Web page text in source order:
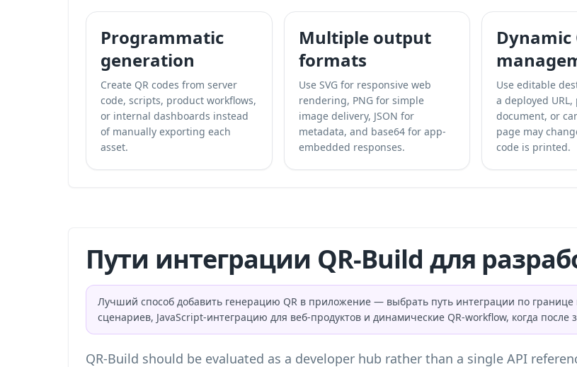
Programmatic
generation
Create QR codes from server
code, scripts, product workflows,
or internal dashboards instead
of manually exporting each
asset.
Multiple output
formats
Use SVG for responsive web
rendering, PNG for simple
image delivery, JSON for
metadata, and base64 for app-
embedded responses.
Dynamic
Use editable
a deployed
document, or
page may
code is printed.
Пути интеграции QR-Build для
Лучший способ добавить генерацию QR в приложение — выбрать путь интеграции по границе
сценариев, JavaScript-интеграцию для веб-продуктов и динамические QR-workflow, когда
QR-Build should be evaluated as a developer hub rather than a single API